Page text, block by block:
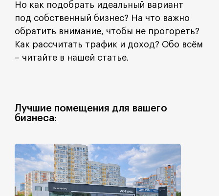
Но как подобрать идеальный вариант
под собственный бизнес? На что важно
обратить внимание, чтобы не прогореть?
Как рассчитать трафик и доход? Обо всём
– читайте в нашей статье.
Лучшие помещения для вашего
бизнеса: